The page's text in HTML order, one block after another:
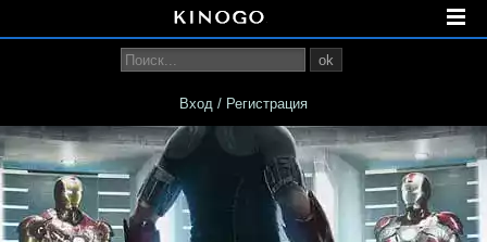
ok
Вход / Регистрация